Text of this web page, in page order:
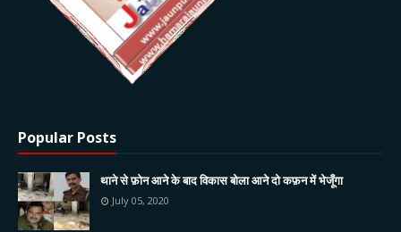
Popular Posts
थाने से फ़ोन आने के बाद विकास बोला आने दो कफ़न में भेजूँगा
July 05, 2020